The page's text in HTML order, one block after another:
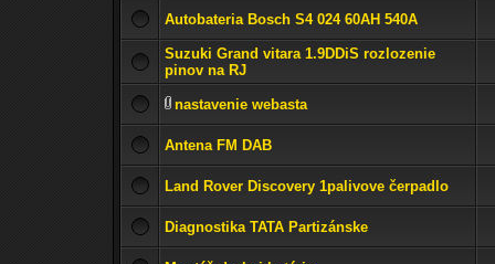
Autobateria Bosch S4 024 60AH 540A
Suzuki Grand vitara 1.9DDiS rozlozenie
pinov na RJ
nastavenie webasta
Antena FM DAB
Land Rover Discovery 1palivove čerpadlo
Diagnostika TATA Partizánske